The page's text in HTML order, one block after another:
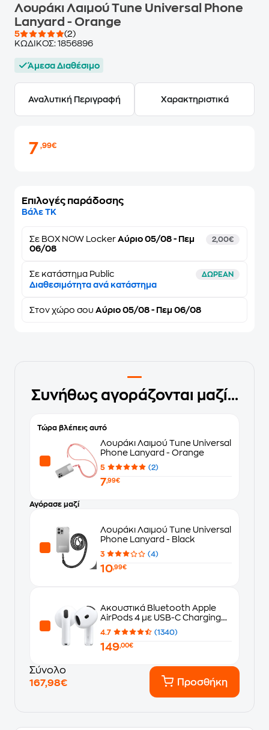
Λουράκι Λαιμού Tune Universal Phone
Lanyard - Orange
5
(2)
ΚΩΔΙΚΟΣ: 1856896
Άμεσα Διαθέσιμο
Αναλυτική Περιγραφή Χαρακτηριστικά
7,99€
Επιλογές παράδοσης
Βάλε ΤΚ
Σε BOX NOW Locker Αύριο 05/08 - Πεμ
06/08
2,00€
Σε κατάστημα Public ΔΩΡΕΑΝ
Διαθεσιμότητα ανά κατάστημα
Στον χώρο σου Αύριο 05/08 - Πεμ 06/08
Συνήθως αγοράζονται μαζί...
Τώρα βλέπεις αυτό
Λουράκι Λαιμού Tune Universal
Phone Lanyard - Orange
5 (2)
7,99€
Αγόρασε μαζί
Λουράκι Λαιμού Tune Universal
Phone Lanyard - Black
3 (4)
10,99€
Ακουστικά Bluetooth Apple
AirPods 4 με USB-C Charging
Case - White
4.7 (1340)
149,00€
Σύνολο
167,98€
Προσθήκη